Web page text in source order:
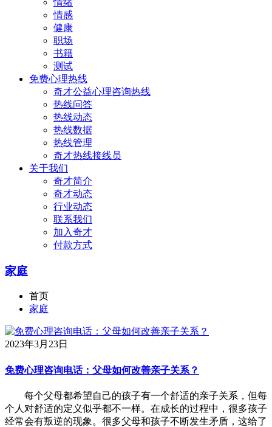
情绪
情感
健康
职场
书籍
测试
免费心理热线
奇才公益心理咨询热线
热线问答
热线动态
热线数据
热线管理
奇才热线接线员
关于我们
奇才简介
奇才动态
行业动态
联系我们
加入奇才
付款方式
家庭
首页
家庭
2023年3月23日
免费心理咨询电话：父母如何改善亲子关系？
每个父母都希望自己的孩子有一个舒适的亲子关系，但每
个人对舒适的定义似乎都不一样。在成长的过程中，很多孩子
经常会有叛逆的现象。很多父母和孩子不断发生矛盾，这给了